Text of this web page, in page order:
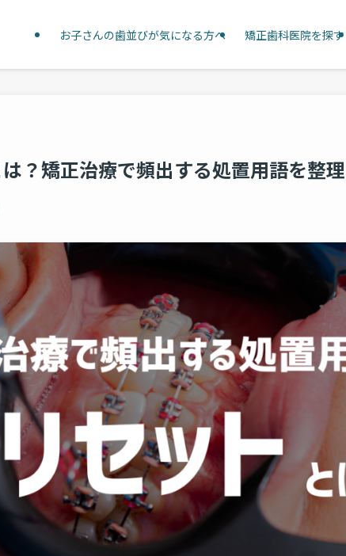
お子さんの歯並びが気になる方へ 矯正歯科医院を探す
は？矯正治療で頻出する処置用語を整